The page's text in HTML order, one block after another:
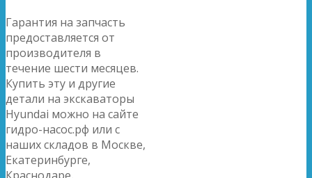
Гарантия на запчасть
предоставляется от
производителя в
течение шести месяцев.
Купить эту и другие
детали на экскаваторы
Hyundai можно на сайте
гидро-насос.рф или с
наших складов в Москве,
Екатеринбурге,